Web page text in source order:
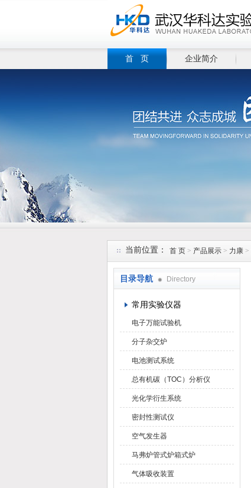
首 页 企业简介
当前位置： 首 页 > 产品展示 > 力康 >
目录导航 Directory
常用实验仪器
电子万能试验机
分子杂交炉
电池测试系统
总有机碳（TOC）分析仪
光化学衍生系统
密封性测试仪
空气发生器
马弗炉管式炉箱式炉
气体吸收装置